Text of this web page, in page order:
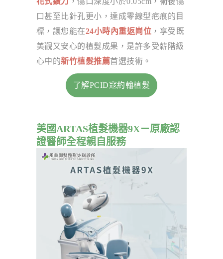
口甚至比針孔更小，達成零線型疤痕的目
標，讓您能在24小時內重返崗位 ，享受既
美觀又安心的植髮成果，是許多受薪階級
心中的新竹植髮推薦首選技術。
了解PCID寇約翰植髮
美國ARTAS植髮機器9X－原廠認
證醫師全程親自服務